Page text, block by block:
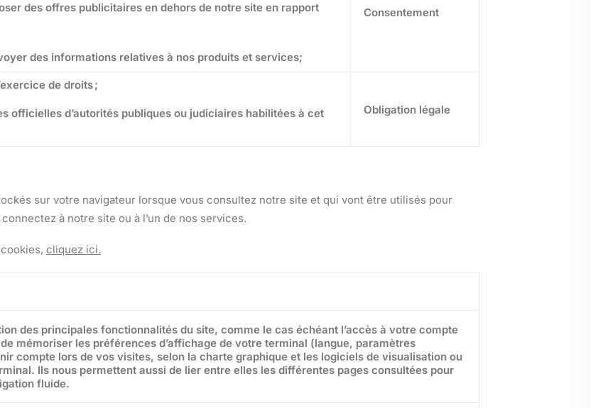
des offres publicitaires en dehors de notre site en rapport
des informations relatives à nos produits et services;
Consentement
de droits ;
officielles d’autorités publiques ou judiciaires habilitées à cet
Obligation légale
sur votre navigateur lorsque vous consultez notre site et qui vont être utilisés pour
à notre site ou à l’un de nos services.
cliquez ici.
des principales fonctionnalités du site, comme le cas échéant l’accès à votre compte
mémoriser les préférences d’affichage de votre terminal (langue, paramètres
compte lors de vos visites, selon la charte graphique et les logiciels de visualisation ou
Ils nous permettent aussi de lier entre elles les différentes pages consultées pour
fluide.